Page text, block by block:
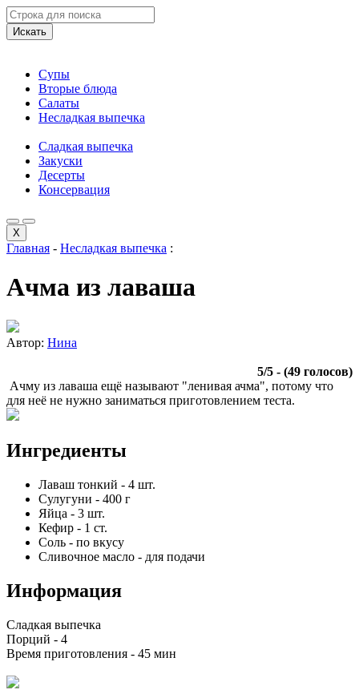
Искать
Супы
Вторые блюда
Салаты
Несладкая выпечка
Сладкая выпечка
Закуски
Десерты
Консервация
X
Главная - Несладкая выпечка :
Ачма из лаваша
Автор: Нина
5/5 - (49 голосов)
Ачму из лаваша ещё называют "ленивая ачма", потому что
для неё не нужно заниматься приготовлением теста.
Ингредиенты
Лаваш тонкий - 4 шт.
Сулугуни - 400 г
Яйца - 3 шт.
Кефир - 1 ст.
Соль - по вкусу
Сливочное масло - для подачи
Информация
Сладкая выпечка
Порций - 4
Время приготовления - 45 мин